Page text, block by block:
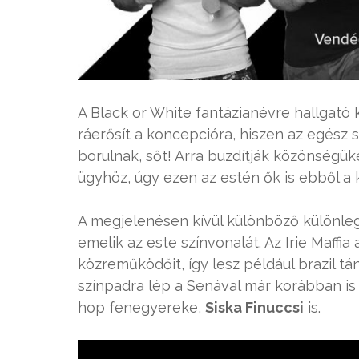
A Black or White fantázianévre
ráerősít a koncepcióra, hiszen az
borulnak, sőt! Arra buzdítják
ügyhöz, úgy ezen az estén ők is ebből
A megjelenésen kívül különböző
emelik az este színvonalát. Az Irie
közreműködőit, így lesz például brazil
színpadra lép a Senával már korábban
hop fenegyereke, Siska Finuccsi is.